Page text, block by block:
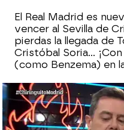
El Real Madrid es
vencer al Sevilla de
pierdas la llegada de
Cristóbal Soria...
(como Benzema) en